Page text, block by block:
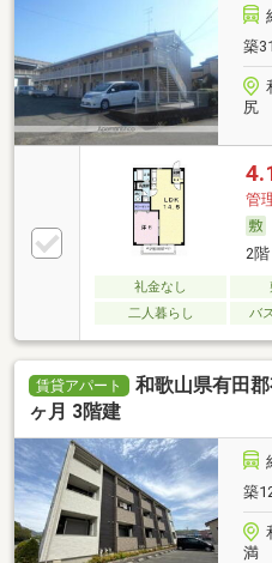
築
尻
管
2
礼金なし
二人暮らし
バ
賃貸アパート
和歌山県有田
ヶ月 3階建
築
満